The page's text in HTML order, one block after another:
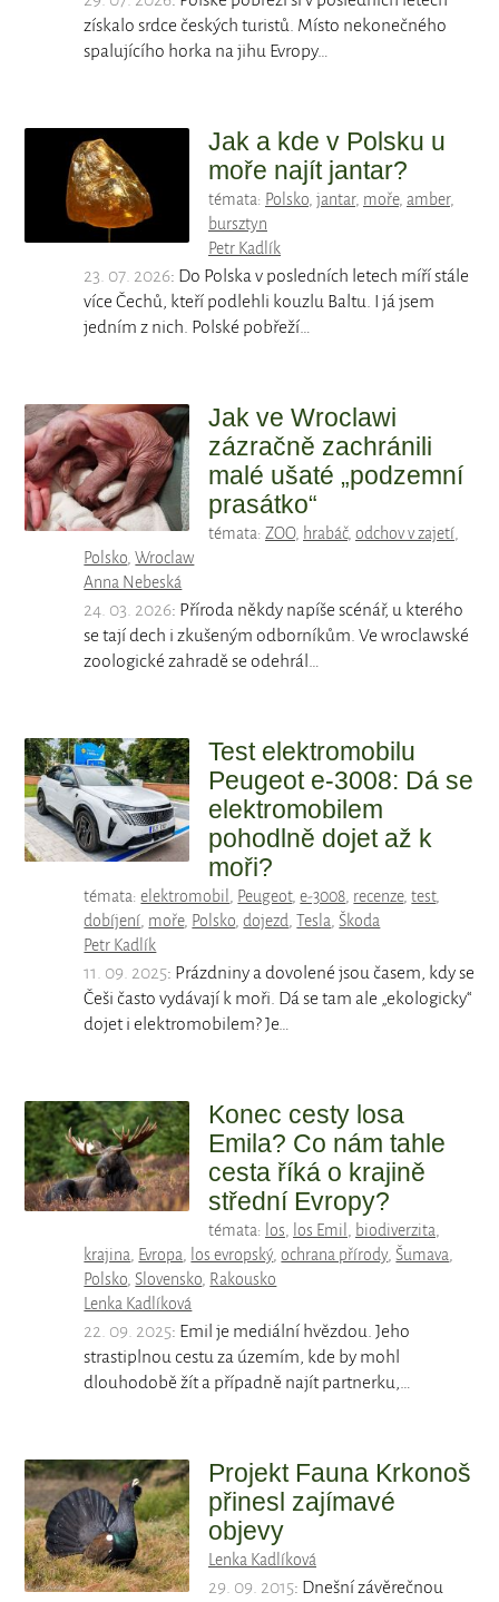
získalo srdce českých turistů. Místo nekonečného
spalujícího horka na jihu Evropy…
Jak a kde v Polsku u
moře najít jantar?
témata: Polsko, jantar, moře, amber,
bursztyn
Petr Kadlík
23. 07. 2026: Do Polska v posledních letech míří stále
více Čechů, kteří podlehli kouzlu Baltu. I já jsem
jedním z nich. Polské pobřeží…
Jak ve Wroclawi
zázračně zachránili
malé ušaté „podzemní
prasátko“
témata: ZOO, hrabáč, odchov v zajetí,
Polsko,Wroclaw
Anna Nebeská
24. 03. 2026: Příroda někdy napíše scénář, u kterého
se tají dech i zkušeným odborníkům. Ve wroclawské
zoologické zahradě se odehrál…
Test elektromobilu
Peugeot e-3008: Dá se
elektromobilem
pohodlně dojet až k
moři?
témata:elektromobil , Peugeot,e-3008, recenze,test,
dobíjení, moře, Polsko,dojezd,Tesla,Škoda
Petr Kadlík
11. 09. 2025: Prázdniny a dovolené jsou časem, kdy se
Češi často vydávají k moři. Dá se tam ale „ekologicky“
dojet i elektromobilem? Je…
Konec cesty losa
Emila? Co nám tahle
cesta říká o krajině
střední Evropy?
témata: los, los Emil , biodiverzita,
krajina, Evropa, los evropský,ochrana přírody,Šumava,
Polsko,Slovensko, Rakousko
Lenka Kadlíková
22. 09. 2025: Emil je mediální hvězdou. Jeho
strastiplnou cestu za územím, kde by mohl
dlouhodobě žít a případně najít partnerku,…
Projekt Fauna Krkonoš
přinesl zajímavé
objevy
Lenka Kadlíková
29. 09. 2015: Dnešní závěrečnou